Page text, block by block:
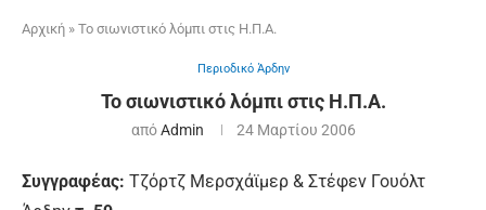
Αρχική » Το σιωνιστικό λόμπι στις Η.Π.Α.
Περιοδικό Άρδην
Το σιωνιστικό λόμπι στις Η.Π.Α.
απόAdmin 24 Μαρτίου 2006
Συγγραφέας: Τζόρτζ Μερσχάϊμερ & Στέφεν Γουόλτ